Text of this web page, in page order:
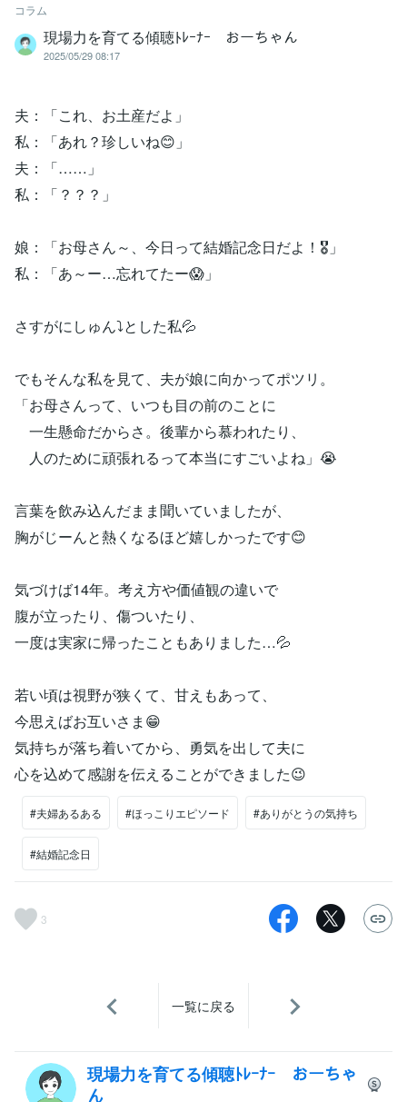
コラム
現場力を育てる傾聴ﾄﾚｰﾅｰ おーちゃん
2025/05/29 08:17
夫：「これ、お土産だよ」
私：「あれ？珍しいね😊」
夫：「……」
私：「？？？」
娘：「お母さん～、今日って結婚記念日だよ！🎖」
私：「あ～ー…忘れてたー😱」
さすがにしゅん⤵️とした私💦
でもそんな私を見て、夫が娘に向かってポツリ。
「お母さんって、いつも目の前のことに
一生懸命だからさ。後輩から慕われたり、
人のために頑張れるって本当にすごいよね」😭
言葉を飲み込んだまま聞いていましたが、
胸がじーんと熱くなるほど嬉しかったです😊
気づけば14年。考え方や価値観の違いで
腹が立ったり、傷ついたり、
一度は実家に帰ったこともありました…💦
若い頃は視野が狭くて、甘えもあって、
今思えばお互いさま😁
気持ちが落ち着いてから、勇気を出して夫に
心を込めて感謝を伝えることができました😉
#夫婦あるある #ほっこりエピソード #ありがとうの気持ち
#結婚記念日
3
一覧に戻る
現場力を育てる傾聴ﾄﾚｰﾅｰ おーちゃ
ん